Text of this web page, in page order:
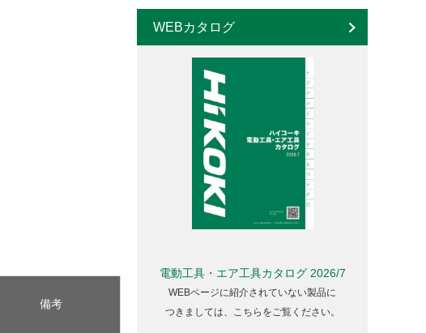
備考
WEBカタログ
電動工具・エア工具カタログ 2026/7
WEBページに紹介されていない製品に
つきましては、こちらをご覧ください。